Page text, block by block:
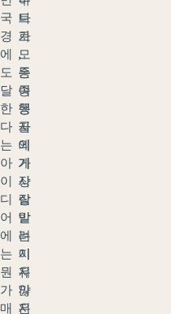
국
경
에
도
달
한
다
는
아
이
디
어
에
는
뭔
가
매
나
로
,
종
종
몽
골
의
가
장
잘
알
려
지
지
않
은
트
가
모
든
여
행
자
에
게
사
랑
받
는
이
유
까
지